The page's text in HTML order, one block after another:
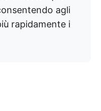
agli
rapidamente i